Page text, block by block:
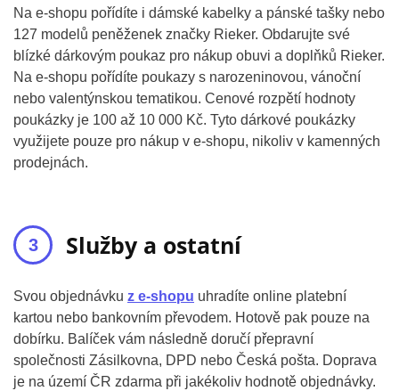
Na e-shopu pořídíte i dámské kabelky a pánské tašky nebo
127 modelů peněženek značky Rieker. Obdarujte své
blízké dárkovým poukaz pro nákup obuvi a doplňků Rieker.
Na e-shopu pořídíte poukazy s narozeninovou, vánoční
nebo valentýnskou tematikou. Cenové rozpětí hodnoty
poukázky je 100 až 10 000 Kč. Tyto dárkové poukázky
využijete pouze pro nákup v e-shopu, nikoliv v kamenných
prodejnách.
Služby a ostatní
Svou objednávku z e-shopu uhradíte online platební
kartou nebo bankovním převodem. Hotově pak pouze na
dobírku. Balíček vám následně doručí přepravní
společnosti Zásilkovna, DPD nebo Česká pošta. Doprava
je na území ČR zdarma při jakékoliv hodnotě objednávky.